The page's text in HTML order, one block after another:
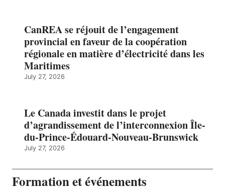
CanREA se réjouit de l’engagement
provincial en faveur de la coopération
régionale en matière d’électricité dans les
Maritimes
July 27, 2026
Le Canada investit dans le projet
d’agrandissement de l’interconnexion Île-
du-Prince-Édouard-Nouveau-Brunswick
July 27, 2026
Formation et événements